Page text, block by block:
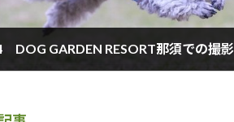
DOG GARDEN RESORT那須での撮